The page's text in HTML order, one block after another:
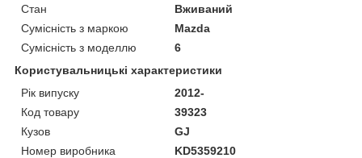
Стан
Вживаний
Сумісність з маркою
Mazda
Сумісність з моделлю
6
Користувальницькі характеристики
Рік випуску
2012-
Код товару
39323
Кузов
GJ
Номер виробника
KD5359210